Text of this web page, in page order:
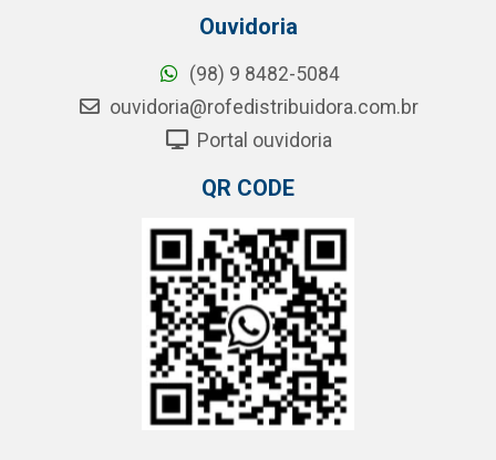
Ouvidoria
(98) 9 8482-5084
ouvidoria@rofedistribuidora.com.br
Portal ouvidoria
QR CODE